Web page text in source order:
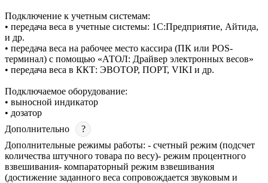
Подключение к учетным системам:
• передача веса в учетные системы: 1С:Предприятие, Айтида,
и др.
• передача веса на рабочее место кассира (ПК или POS-
терминал) с помощью «АТОЛ: Драйвер электронных весов»
• передача веса в ККТ: ЭВОТОР, ПОРТ, VIKI и др.
Подключаемое оборудование:
• выносной индикатор
• дозатор
Дополнительно
?
Дополнительные режимы работы: - счетный режим (подсчет
количества штучного товара по весу)- режим процентного
взвешивания- компараторный режим взвешивания
(достижение заданного веса сопровождается звуковым и